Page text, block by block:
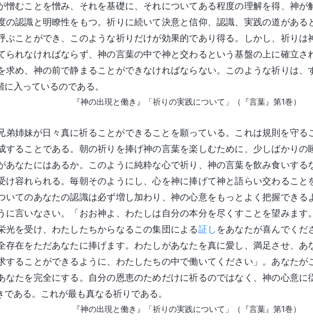
憎むことを憎み、それを基礎に、それについてある程度の理解を得、神が
の認識と明瞭性をもつ。祈りに続いて決意と信仰、認識、実践の道がある
ぶことができ、このような祈りだけが効果的であり得る。しかし、祈りは
られなければならず、神の言葉の中で神と交わるという基盤の上に確立さ
求め、神の前で静まることができなければならない。このような祈りは、
入っているのである。
『神の出現と働き』「祈りの実践について」（『言葉』第1巻）
弟姉妹が日々真に祈ることができることを願っている。これは規則を守る
することである。朝の祈りを捧げ神の言葉を楽しむために、少しばかりの
あなたにはあるか。このように純粋な心で祈り、神の言葉を飲み食いする
け容れられる。毎朝そのようにし、心を神に捧げて神と語らい交わること
いてのあなたの認識は必ず増し加わり、神の心意をもっとよく把握できる
に言いなさい。「おお神よ、わたしは自分の本分を尽くすことを望みます。
光を受け、わたしたちからなるこの集団による証し をあなたが喜んでくだ
存在をただあなたに捧げます。わたしがあなたを真に愛し、満足させ、あ
することができるように、わたしたちの中で働いてください」。あなたが
なたを完全にする。自分の恩恵のためだけに祈るのではなく、神の心意に
ある。これが最も真なる祈りである。
『神の出現と働き』「祈りの実践について」（『言葉』第1巻）